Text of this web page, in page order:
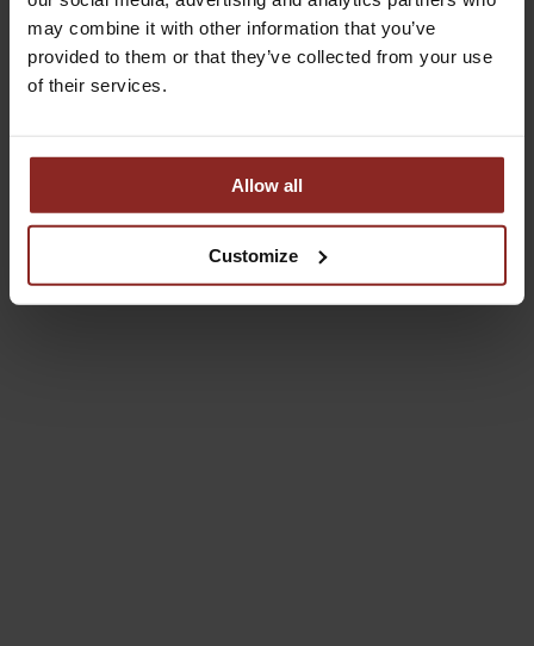
may combine it with other information that you’ve
provided to them or that they’ve collected from your use
of their services.
Allow all
Customize